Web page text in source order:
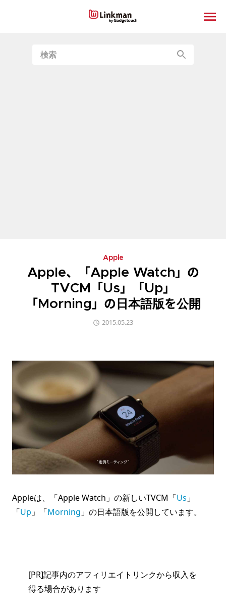
Apple
Apple、「Apple Watch」の
TVCM「Us」「Up」
「Morning」の日本語版を公開
2015.05.23
Appleは、「Apple Watch」の新しいTVCM「Us 」
「Up 」「Morning 」の日本語版を公開しています。
[PR]記事内のアフィリエイトリンクから収入を
得る場合があります